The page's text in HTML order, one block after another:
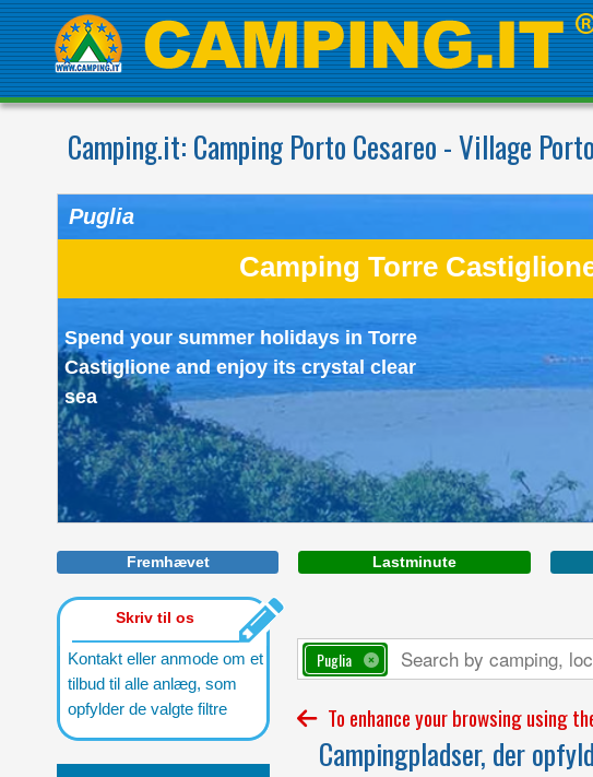
Camping.it: Camping Porto Cesareo - Village
Camping Torre
Puglia
Spend your summer holidays in Torre
Castiglione and enjoy its crystal clear
sea
Fremhævet Lastminute
Skriv til os
Kontakt eller anmode om et
tilbud til alle anlæg, som
opfylder de valgte filtre
Puglia
To enhance your browsing using
Campingpladser, der